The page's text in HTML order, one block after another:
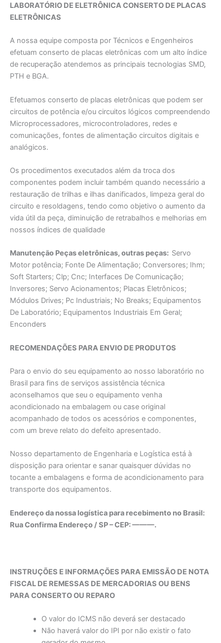
LABORATÓRIO DE ELETRÔNICA CONSERTO DE PLACAS
ELETRÔNICAS
A nossa equipe composta por Técnicos e Engenheiros
efetuam conserto de placas eletrônicas com um alto índice
de recuperação atendemos as principais tecnologias SMD,
PTH e BGA.
Efetuamos conserto de placas eletrônicas que podem ser
circuitos de potência e/ou circuitos lógicos compreendendo
Microprocessadores, microcontroladores, redes e
comunicações, fontes de alimentação circuitos digitais e
analógicos.
Os procedimentos executados além da troca dos
componentes podem incluir também quando necessário a
restauração de trilhas e ilhas danificados, limpeza geral do
circuito e resoldagens, tendo como objetivo o aumento da
vida útil da peça, diminuição de retrabalhos e melhorias em
nossos índices de qualidade
Manutençāo Peças eletrônicas, outras peças: Servo
Motor potência; Fonte De Alimentaçāo; Conversores; Ihm;
Soft Starters; Clp; Cnc; Interfaces De Comunicação;
Inversores; Servo Acionamentos; Placas Eletrônicos;
Módulos Drives; Pc Industriais; No Breaks; Equipamentos
De Laboratório; Equipamentos Industriais Em Geral;
Enconders
RECOMENDAÇÕES PARA ENVIO DE PRODUTOS
Para o envio do seu equipamento ao nosso laboratório no
Brasil para fins de serviços assistência técnica
aconselhamos que seu o equipamento venha
acondicionado na embalagem ou case original
acompanhado de todos os acessórios e componentes,
com um breve relato do defeito apresentado.
Nosso departamento de Engenharia e Logística está à
disposição para orientar e sanar quaisquer dúvidas no
tocante a embalagens e forma de acondicionamento para
transporte dos equipamentos.
Endereço da nossa logística para recebimento no Brasil:
Rua Confirma Endereço / SP – CEP: ———.
INSTRUÇÕES E INFORMAÇÕES PARA EMISSÃO DE NOTA
FISCAL DE REMESSAS DE MERCADORIAS OU BENS
PARA CONSERTO OU REPARO
O valor do ICMS não deverá ser destacado
Não haverá valor do IPI por não existir o fato